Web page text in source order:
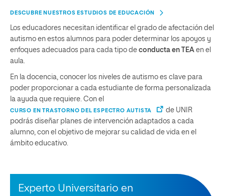
DESCUBRE NUESTROS ESTUDIOS DE EDUCACIÓN
Los educadores necesitan identificar el grado de afectación del
autismo en estos alumnos para poder determinar los apoyos y
enfoques adecuados para cada tipo de conducta en TEA en el
aula.
En la docencia, conocer los niveles de autismo es clave para
poder proporcionar a cada estudiante de forma personalizada
la ayuda que requiere. Con el
CURSO EN TRASTORNO DEL ESPECTRO AUTISTA
de UNIR
podrás diseñar planes de intervención adaptados a cada
alumno, con el objetivo de mejorar su calidad de vida en el
ámbito educativo.
Experto Universitario en